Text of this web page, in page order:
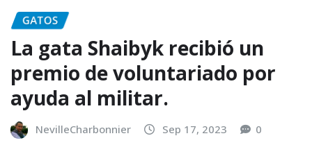
GATOS
La gata Shaibyk recibió un
premio de voluntariado por
ayuda al militar.
NevilleCharbonnier Sep 17, 2023 0